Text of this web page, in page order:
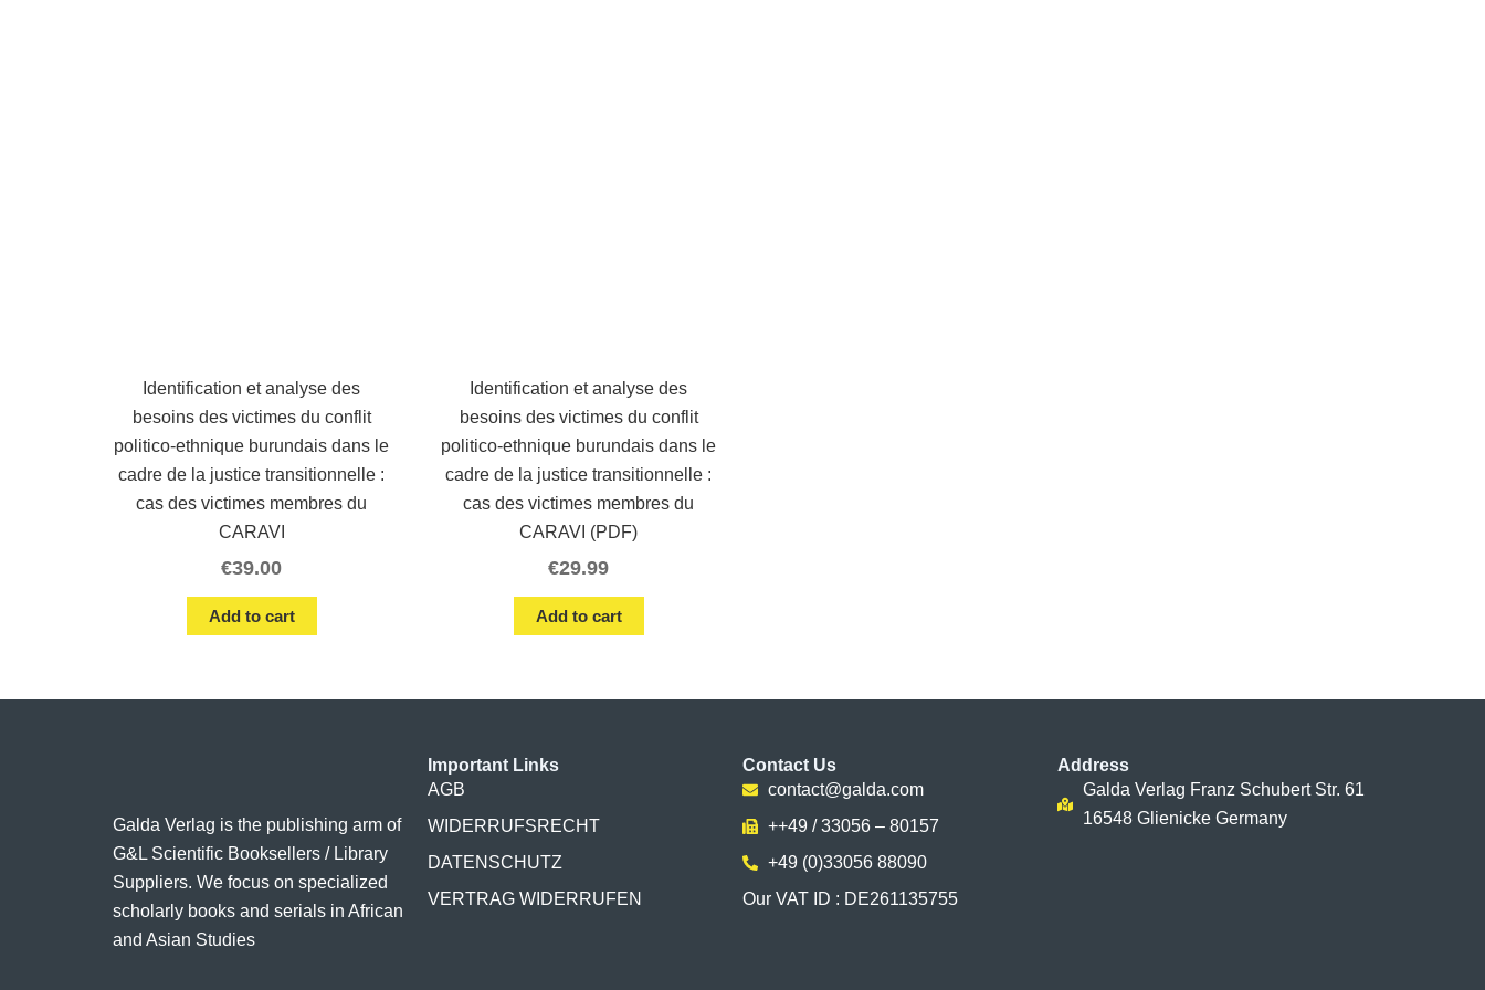
Identification et analyse des
besoins des victimes du conflit
politico-ethnique burundais dans le
cadre de la justice transitionnelle :
cas des victimes membres du
CARAVI
€39.00
Add to cart
Identification et analyse des
besoins des victimes du conflit
politico-ethnique burundais dans le
cadre de la justice transitionnelle :
cas des victimes membres du
CARAVI (PDF)
€29.99
Add to cart
Galda Verlag is the publishing arm of
G&L Scientific Booksellers / Library
Suppliers. We focus on specialized
scholarly books and serials in African
and Asian Studies
Important Links
AGB
WIDERRUFSRECHT
DATENSCHUTZ
VERTRAG WIDERRUFEN
Contact Us
contact@galda.com
++49 / 33056 – 80157
+49 (0)33056 88090
Our VAT ID : DE261135755
Address
Galda Verlag Franz Schubert Str. 61
16548 Glienicke Germany